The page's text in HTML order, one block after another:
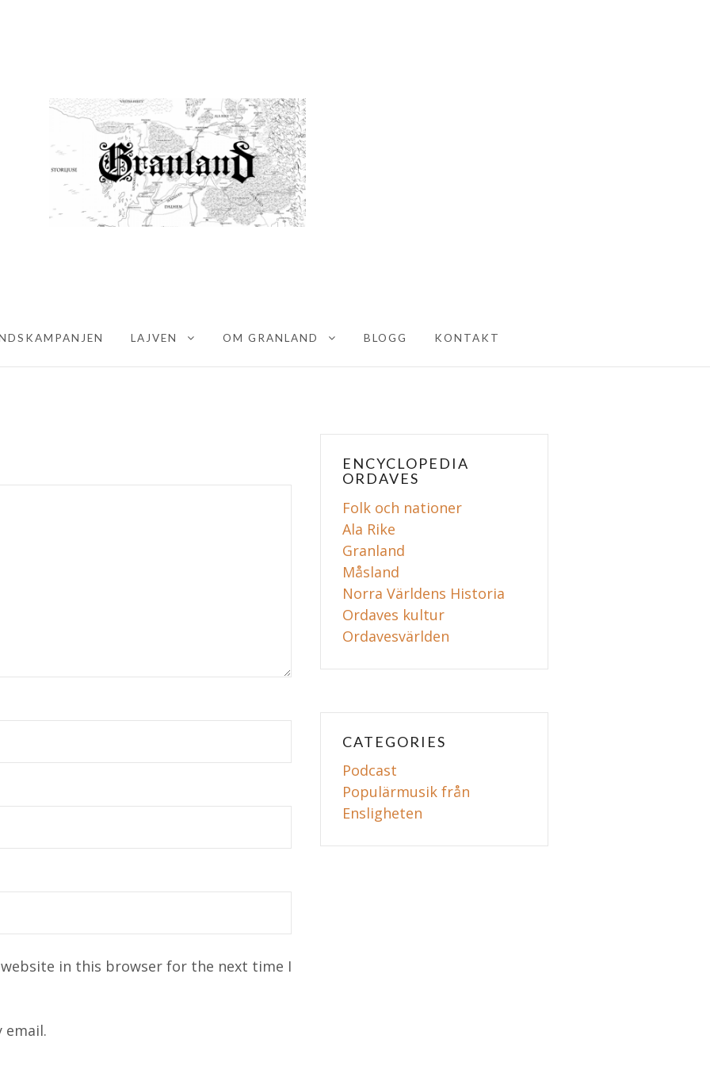
LAJVEN EXPAND CHILD MENU
OM GRANLAND EXPAND CHILD MENU
BLOGG KONTAKT
website in this browser for the next time I
email.
ENCYCLOPEDIA
ORDAVES
Folk och nationer
Ala Rike
Granland
Måsland
Norra Världens Historia
Ordaves kultur
Ordavesvärlden
CATEGORIES
Podcast
Populärmusik från
Ensligheten